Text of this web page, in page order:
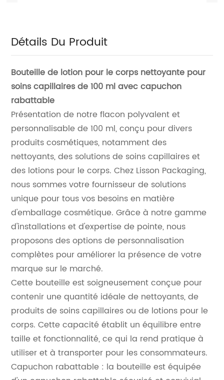
Détails Du Produit
Bouteille de lotion pour le corps nettoyante pour
soins capillaires de 100 ml avec capuchon
rabattable
Présentation de notre flacon polyvalent et
personnalisable de 100 ml, conçu pour divers
produits cosmétiques, notamment des
nettoyants, des solutions de soins capillaires et
des lotions pour le corps. Chez Lisson Packaging,
nous sommes votre fournisseur de solutions
unique pour tous vos besoins en matière
d'emballage cosmétique. Grâce à notre gamme
d'installations et d'expertise de pointe, nous
proposons des options de personnalisation
complètes pour améliorer la présence de votre
marque sur le marché.
Cette bouteille est soigneusement conçue pour
contenir une quantité idéale de nettoyants, de
produits de soins capillaires ou de lotions pour le
corps. Cette capacité établit un équilibre entre
taille et fonctionnalité, ce qui la rend pratique à
utiliser et à transporter pour les consommateurs.
Capuchon rabattable : la bouteille est équipée